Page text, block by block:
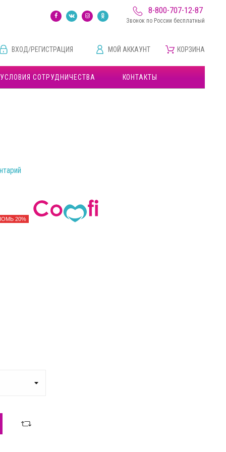
8-800-707-12-87
Звонок по России бесплатный
ВХОД/РЕГИСТРАЦИЯ МОЙ АККАУНТ КОРЗИНА
УСЛОВИЯ СОТРУДНИЧЕСТВА КОНТАКТЫ
20%